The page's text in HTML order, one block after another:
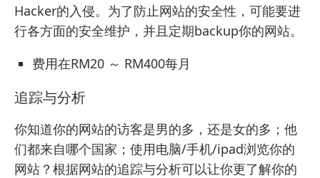
Hacker的入侵。为了防止网站的安全性，可能要进
行各方面的安全维护，并且定期backup你的网站。
费用在RM20 ～ RM400每月
追踪与分析
你知道你的网站的访客是男的多，还是女的多；他
们都来自哪个国家；使用电脑/手机/ipad浏览你的
网站？根据网站的追踪与分析可以让你更了解你的